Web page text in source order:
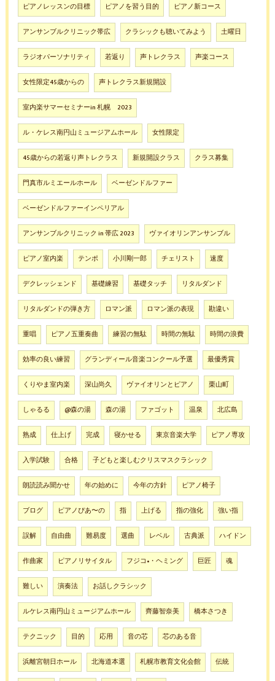
ピアノレッスンの目標 ピアノを習う目的 ピアノ新コース
アンサンブルクリニック帯広 クラシックも聴いてみよう 土曜日
ラジオパーソナリティ 若返り 声トレクラス 声楽コース
女性限定45歳からの 声トレクラス新規開設
室内楽サマーセミナーin 札幌 2023
ル・ケレス南円山ミュージアムホール 女性限定
45歳からの若返り声トレクラス 新規開設クラス クラス募集
門真市ルミエールホール ベーゼンドルファー
ベーゼンドルファーインペリアル
アンサンブルクリニック in 帯広 2023 ヴァイオリンアンサンブル
ピアノ室内楽 テンポ 小川剛一郎 チェリスト 速度
デクレッシェンド 基礎練習 基礎タッチ リタルダンド
リタルダンドの弾き方 ロマン派 ロマン派の表現 勘違い
重唱 ピアノ五重奏曲 練習の無駄 時間の無駄 時間の浪費
効率の良い練習 グランディール音楽コンクール予選 最優秀賞
くりやま室内楽 深山尚久 ヴァイオリンとピアノ 栗山町
しゃるる @森の湯 森の湯 ファゴット 温泉 北広島
熟成 仕上げ 完成 寝かせる 東京音楽大学 ピアノ専攻
入学試験 合格 子どもと楽しむクリスマスクラシック
朗読読み聞かせ 年の始めに 今年の方針 ピアノ椅子
ブログ ピアノぴあ〜の 指 上げる 指の強化 強い指
誤解 自由曲 難易度 選曲 レベル 古典派 ハイドン
作曲家 ピアノリサイタル フジコ•・ヘミング 巨匠 魂
難しい 演奏法 お話しクラシック
ルケレス南円山ミュージアムホール 齊藤智奈美 橋本さつき
テクニック 目的 応用 音の芯 芯のある音
浜離宮朝日ホール 北海道本選 札幌市教育文化会館 伝統